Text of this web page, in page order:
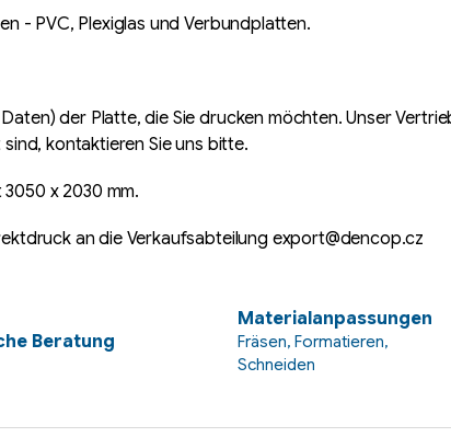
- PVC, Plexiglas und Verbundplatten.
der Platte, die Sie drucken möchten. Unser
kontaktieren Sie uns bitte.
x 2030 mm.
an die Verkaufsabteilung export@dencop.cz
Beratung
Materialanpassungen
Fräsen, Formatieren,
Schneiden